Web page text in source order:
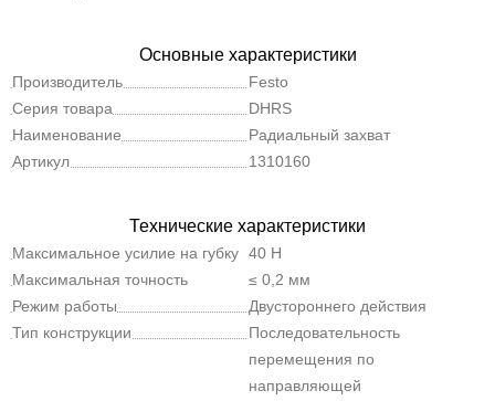
Основные характеристики
Производитель
Festo
Серия товара
DHRS
Наименование
Радиальный захват
Артикул
1310160
Технические характеристики
Максимальное усилие на губку
захвата Fz, статическое
40 Н
Максимальная точность
повторения
≤ 0,2 мм
Режим работы
Двустороннего действия
Тип конструкции
Последовательность
перемещения по
направляющей